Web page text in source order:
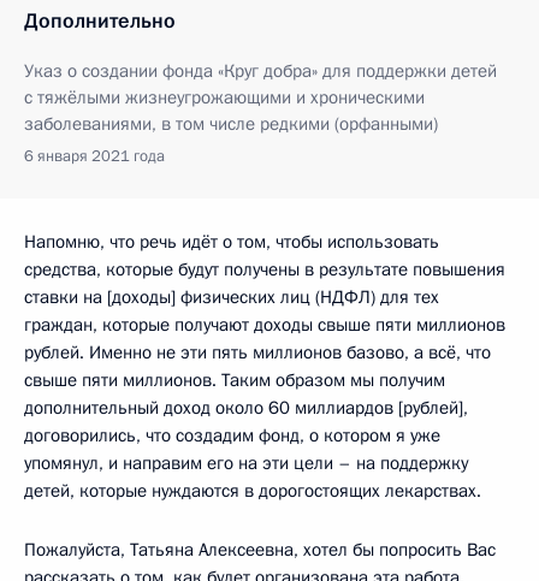
Дополнительно
Указ о создании фонда «Круг добра» для поддержки детей
с тяжёлыми жизнеугрожающими и хроническими
заболеваниями, в том числе редкими (орфанными)
6 января 2021 года
Напомню, что речь идёт о том, чтобы использовать
средства, которые будут получены в результате повышения
ставки на [доходы] физических лиц (НДФЛ) для тех
граждан, которые получают доходы свыше пяти миллионов
рублей. Именно не эти пять миллионов базово, а всё, что
свыше пяти миллионов. Таким образом мы получим
дополнительный доход около 60 миллиардов [рублей],
договорились, что создадим фонд, о котором я уже
упомянул, и направим его на эти цели – на поддержку
детей, которые нуждаются в дорогостоящих лекарствах.
Пожалуйста, Татьяна Алексеевна, хотел бы попросить Вас